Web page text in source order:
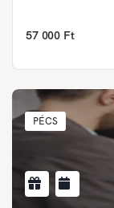
57 000 Ft
PÉCS